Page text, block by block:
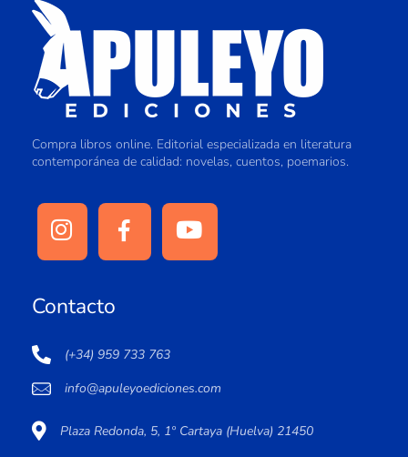
Compra libros online. Editorial especializada en literatura
contemporánea de calidad: novelas, cuentos, poemarios.
Contacto
(+34) 959 733 763
info@apuleyoediciones.com
Plaza Redonda, 5, 1º Cartaya (Huelva) 21450